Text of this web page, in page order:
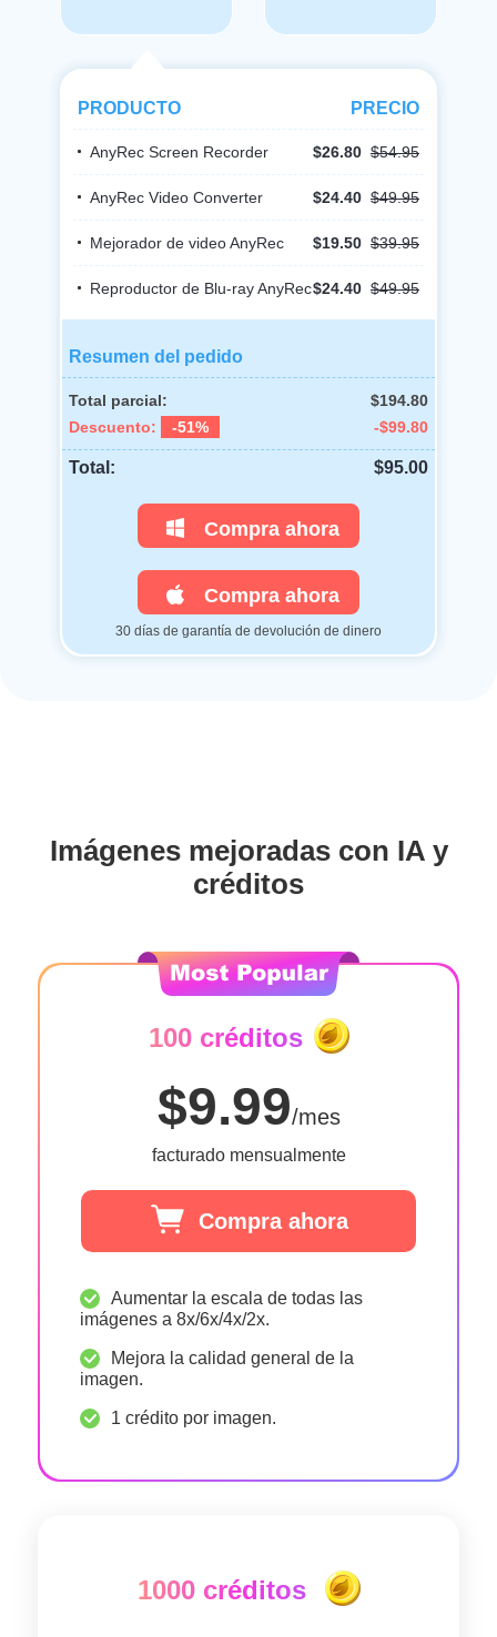
PRODUCTO PRECIO
AnyRec Screen Recorder $26.80 $54.95
AnyRec Video Converter $24.40 $49.95
Mejorador de video AnyRec $19.50 $39.95
Reproductor de Blu-ray AnyRec$24.40 $49.95
Resumen del pedido
Total parcial:
$194.80
Descuento:
-51% -$99.80
Total: $95.00
Compra ahora
Compra ahora
30 días de garantía de devolución de dinero
Imágenes mejoradas con IA y
créditos
100 créditos
$9.99/mes
facturado mensualmente
Compra ahora
Aumentar la escala de todas las
imágenes a 8x/6x/4x/2x.
Mejora la calidad general de la
imagen.
1 crédito por imagen.
1000 créditos